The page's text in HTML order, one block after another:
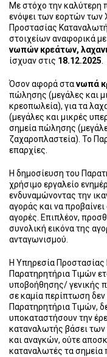
Με στόχο την
ενόψει των εορτών των
Προστασίας
στοιχείων αναφορικά
νωπών κρεάτων,
ίσχυαν στις 18.12.2025.
Όσον αφορά στανωπά
πώλησης (μεγάλες και
κρεοπωλεία), για τα
(μεγάλες και μικρές
σημεία πώλησης
ζαχαροπλαστεία). Το
επαρχίες.
Η δημοσίευση του
χρήσιμο εργαλείο
ενδυναμώνοντας την
αγοράς και να
αγορές. Επιπλέον,
συνολική εικόνα της
ανταγωνισμού.
Η Υπηρεσία Προστασίας
Παρατηρητήρια Τιμών
υποβοήθησης/ γενικής
σε καμία περίπτωση
Παρατηρητήρια Τιμών,
υποκαταστήσουν την
καταναλωτής βάσει
και αναγκών, ούτε
καταναλωτές τα